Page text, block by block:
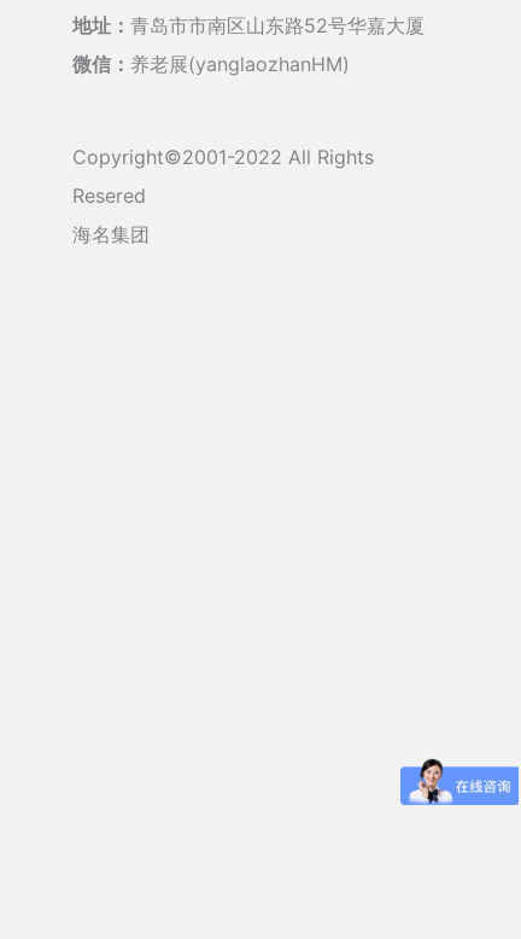
地址： 青岛市市南区山东路52号华嘉大厦
微信： 养老展(yanglaozhanHM)
Copyright©2001-2022 All Rights
Resered
海名集团